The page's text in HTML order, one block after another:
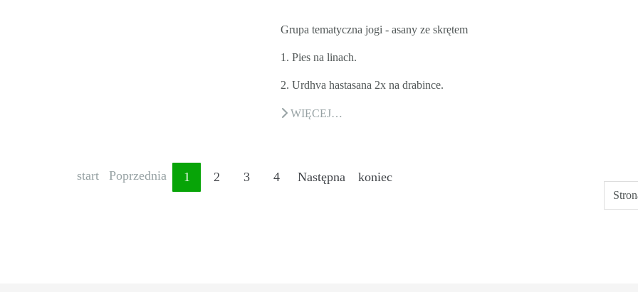
Grupa tematyczna jogi - asany ze skrętem
1. Pies na linach.
2. Urdhva hastasana 2x na drabince.
WIĘCEJ…
start Poprzednia 1 2 3 4 Następna koniec